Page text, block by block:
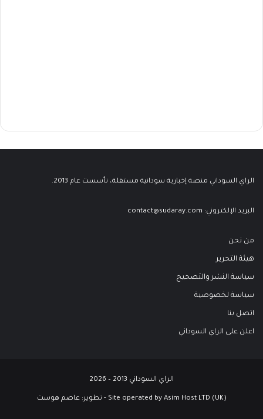
الراي السوداني منصة إخبارية سودانية مستقلة، تأسست عام 2013.
البريد الإلكتروني: contact@sudaray.com
من نحن
هيئة التحرير
سياسة النشر والتصحيح
سياسة لخصوصية
اتصل بنا
اعلن على الراي السوداني
الراي السوداني 2013 – 2026
Site operated by Asim Host LTD (UK) - تطوير: عاصم هوست